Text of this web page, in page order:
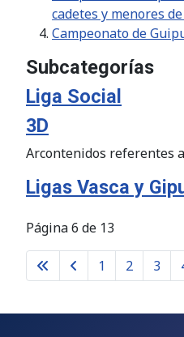
cadetes y menores
Campeonato de
Subcategorías
Liga Social
3D
Arcontenidos referentes
Ligas Vasca y
Página 6 de 13
1 2 3